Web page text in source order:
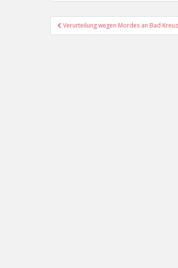
Beitragsnavigation
Verurteilung wegen Mordes an Bad